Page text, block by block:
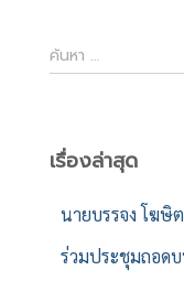
ค้
น
สำ
ค้นหา …
เรื่องล่าสุด
นายบรรจง โฆษิ
ร่วมประชุมถอดบ